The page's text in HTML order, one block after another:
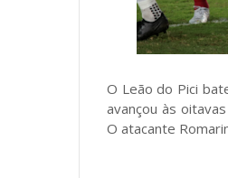
O Leão do Pici
avançou às
O atacante